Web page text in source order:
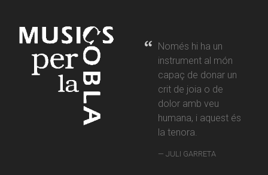
Només hi ha un
instrument al món
capaç de donar un
crit de joia o de
dolor amb veu
humana, i aquest és
la tenora.
JULI GARRETA